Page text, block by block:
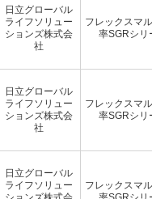
日立グローバル
ライフソリュー
ションズ株式会
社
フレックスマ
率SGRシリ
日立グローバル
ライフソリュー
ションズ株式会
社
フレックスマ
率SGRシリ
日立グローバル
ライフソリュー
フレックスマ